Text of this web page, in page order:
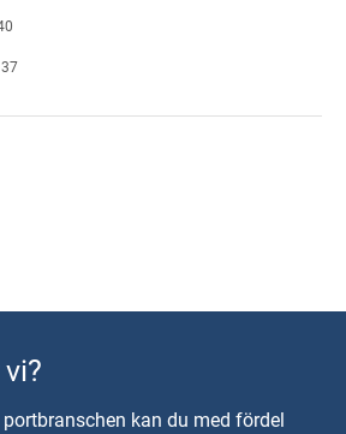
kan du med fördel